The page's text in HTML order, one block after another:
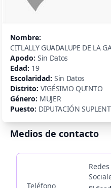
Nombre:
CITLALLY GUADALUPE DE LA
Apodo: Sin Datos
Edad: 19
Escolaridad: Sin Datos
Distrito: VIGÉSIMO QUINTO
Género: MUJER
Puesto: DIPUTACIÓN
Medios de contacto
Teléfono
Redes